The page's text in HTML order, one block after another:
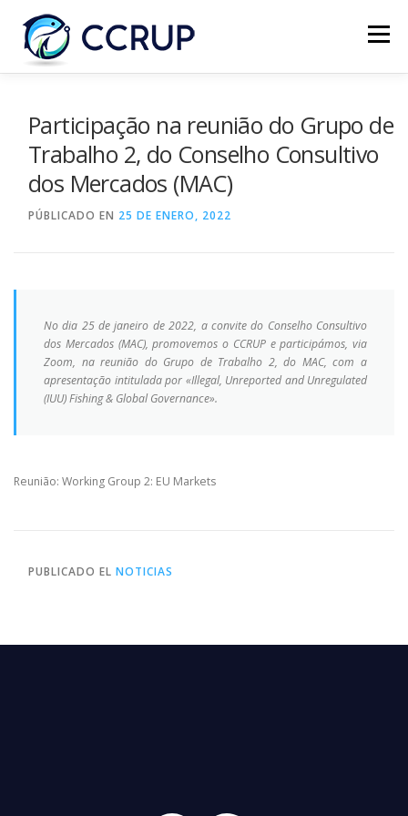
Menú
LEGISLACIÓN PUBLICACIONES
Participação na reunião do Grupo de
Trabalho 2, do Conselho Consultivo
dos Mercados (MAC)
PÚBLICADO EN 25 DE ENERO, 2022
No dia 25 de janeiro de 2022, a convite do Conselho Consultivo
dos Mercados (MAC), promovemos o CCRUP e participámos, via
Zoom, na reunião do Grupo de Trabalho 2, do MAC, com a
apresentação intitulada por «Illegal, Unreported and Unregulated
(IUU) Fishing & Global Governance».
Reunião: Working Group 2: EU Markets
PUBLICADO EL NOTICIAS